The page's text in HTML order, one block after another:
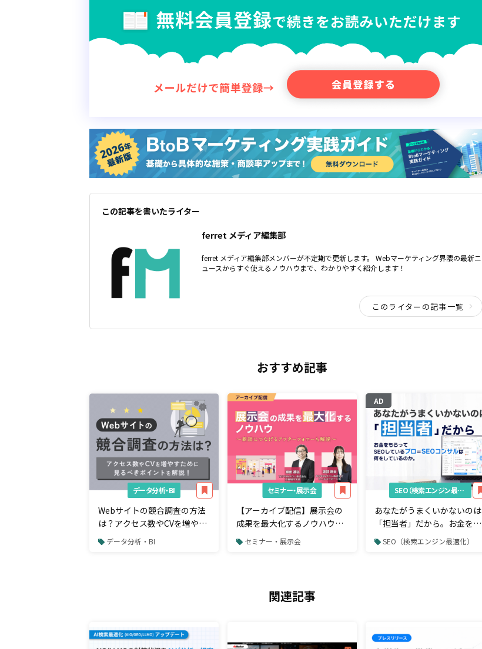
この記事を書いたライター
ferret メディア編集部
ferret メディア編集部メンバーが不定期で更新します。 Webマーケティング界隈の最新ニ
ュースからすぐ使えるノウハウまで、わかりやすく紹介します！
このライターの記事一覧
おすすめ記事
データ分析・BI
Webサイトの競合調査の方法
は？アクセス数やCVを増やす
ために見るべきポイント
データ分析・BI
セミナー・展示会
【アーカイブ配信】展示会の
成果を最大化するノウハウ～
商談につなげるアフターフォ
セミナー・展示会
AD
SEO（検索エンジン最適化）
あなたがうまくいかないのは
「担当者」だから。お金をも
らってSEOしているプロ＝
SEO（検索エンジン最適化）
関連記事